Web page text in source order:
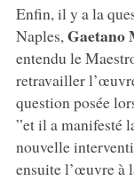
Enfin, il y a la
Naples, Gaetano
entendu le
retravailler
question posée
”et il a manifesté
nouvelle
ensuite l’œuvre à